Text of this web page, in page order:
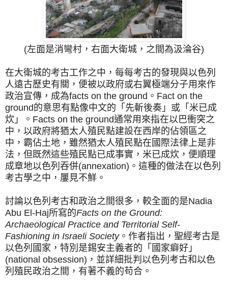
(左面是消彎村，右面大衛城，之間為汲淪谷)
在大衛城的考古工作之中，每每考古的發現與以色列
人遠古歷史有關，便被以政府或右翼極端分子用來作
政治宣傳，成為facts on the ground。Fact on the
ground的意思有點像中文的「先斬後奏」或「米已成
炊」。Facts on the ground通常用來指在以巴衝突之
中，以政府將猶太人殖民點建設在西岸的佔領區之
中，霸佔土地，雖然猶太人殖民點在國際法律上是非
法，但既然這些殖民點已成事實，米已成炊，便順理
成章地以色列吞併(annexation) 。這種的做法在以色列
考古學之中，屢見不鮮。
討論以色列考古和政治之間很多，較全面的是Nadia
Abu El-Haj所寫的Facts on the Ground:
Archaeological Practice and Territorial Self-
Fashioning in Israeli Society。作者指出，聖經考古是
以色列國家，特別是錫安主義者的「國家癖好」
(national obsession)，並詳細批判以色列考古和以色
列殖民政治之間，有著不義的苟合。